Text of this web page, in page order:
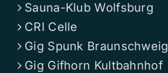
Sauna-Klub Wolfsburg
CRI Celle
Gig Spunk Braunschweig
Gig Gifhorn Kultbahnhof